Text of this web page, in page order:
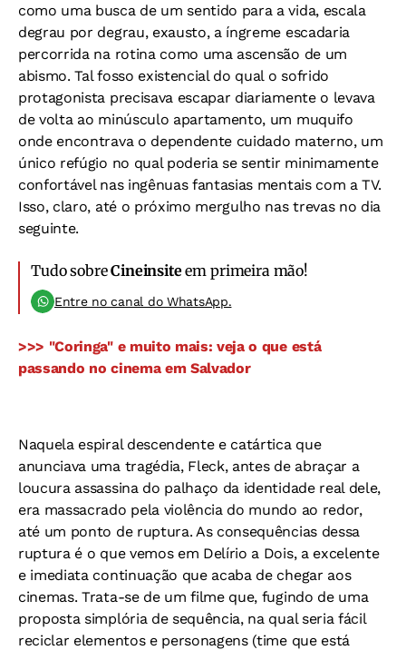
como uma busca de um sentido para a vida, escala
degrau por degrau, exausto, a íngreme escadaria
percorrida na rotina como uma ascensão de um
abismo. Tal fosso existencial do qual o sofrido
protagonista precisava escapar diariamente o levava
de volta ao minúsculo apartamento, um muquifo
onde encontrava o dependente cuidado materno, um
único refúgio no qual poderia se sentir minimamente
confortável nas ingênuas fantasias mentais com a TV.
Isso, claro, até o próximo mergulho nas trevas no dia
seguinte.
Tudo sobreCineinsiteem primeira mão!
Entre no canal do WhatsApp.
>>> "Coringa" e muito mais: veja o que está
passando no cinema em Salvador
Naquela espiral descendente e catártica que
anunciava uma tragédia, Fleck, antes de abraçar a
loucura assassina do palhaço da identidade real dele,
era massacrado pela violência do mundo ao redor,
até um ponto de ruptura. As consequências dessa
ruptura é o que vemos em Delírio a Dois, a excelente
e imediata continuação que acaba de chegar aos
cinemas. Trata-se de um filme que, fugindo de uma
proposta simplória de sequência, na qual seria fácil
reciclar elementos e personagens (time que está